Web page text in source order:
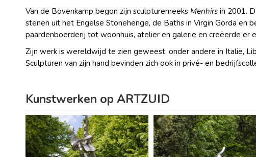
Van de Bovenkamp begon zijn sculpturenreeks Menhirs in 2001.
stenen uit het Engelse Stonehenge, de Baths in Virgin Gorda
paardenboerderij tot woonhuis, atelier en galerie en creëerde er
Zijn werk is wereldwijd te zien geweest, onder andere in Italië,
Sculpturen van zijn hand bevinden zich ook in privé- en
Kunstwerken op ARTZUID